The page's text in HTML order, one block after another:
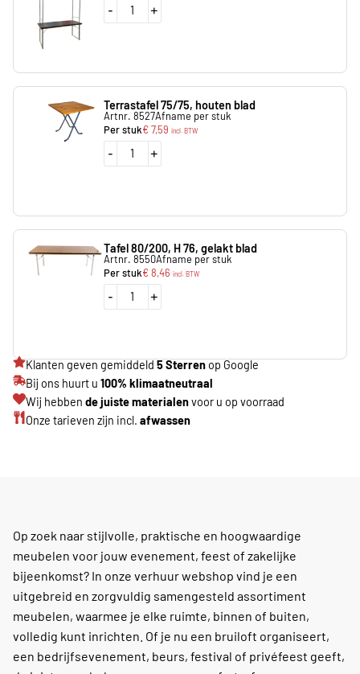
- +
Terrastafel 75/75, houten blad
Artnr. 8527Afname per stuk
Per stuk€7,59 incl. BTW
- +
Tafel 80/200, H 76, gelakt blad
Artnr. 8550Afname per stuk
Per stuk€8,46 incl. BTW
- +
Klanten geven gemiddeld 5 Sterren op Google
Bij ons huurt u 100% klimaatneutraal
Wij hebben de juiste materialenvoor u op voorraad
Onze tarieven zijn incl. afwassen
Op zoek naar stijlvolle, praktische en hoogwaardige
meubelen voor jouw evenement, feest of zakelijke
bijeenkomst? In onze verhuur webshop vind je een
uitgebreid en zorgvuldig samengesteld assortiment
meubelen, waarmee je elke ruimte, binnen of buiten,
volledig kunt inrichten. Of je nu een bruiloft organiseert,
een bedrijfsevenement, beurs, festival of privéfeest geeft,